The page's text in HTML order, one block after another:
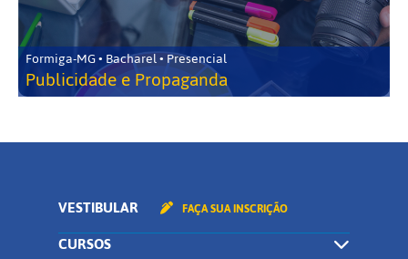
Formiga-MG • Bacharel • Presencial
Publicidade e Propaganda
VESTIBULAR FAÇA SUA INSCRIÇÃO
CURSOS